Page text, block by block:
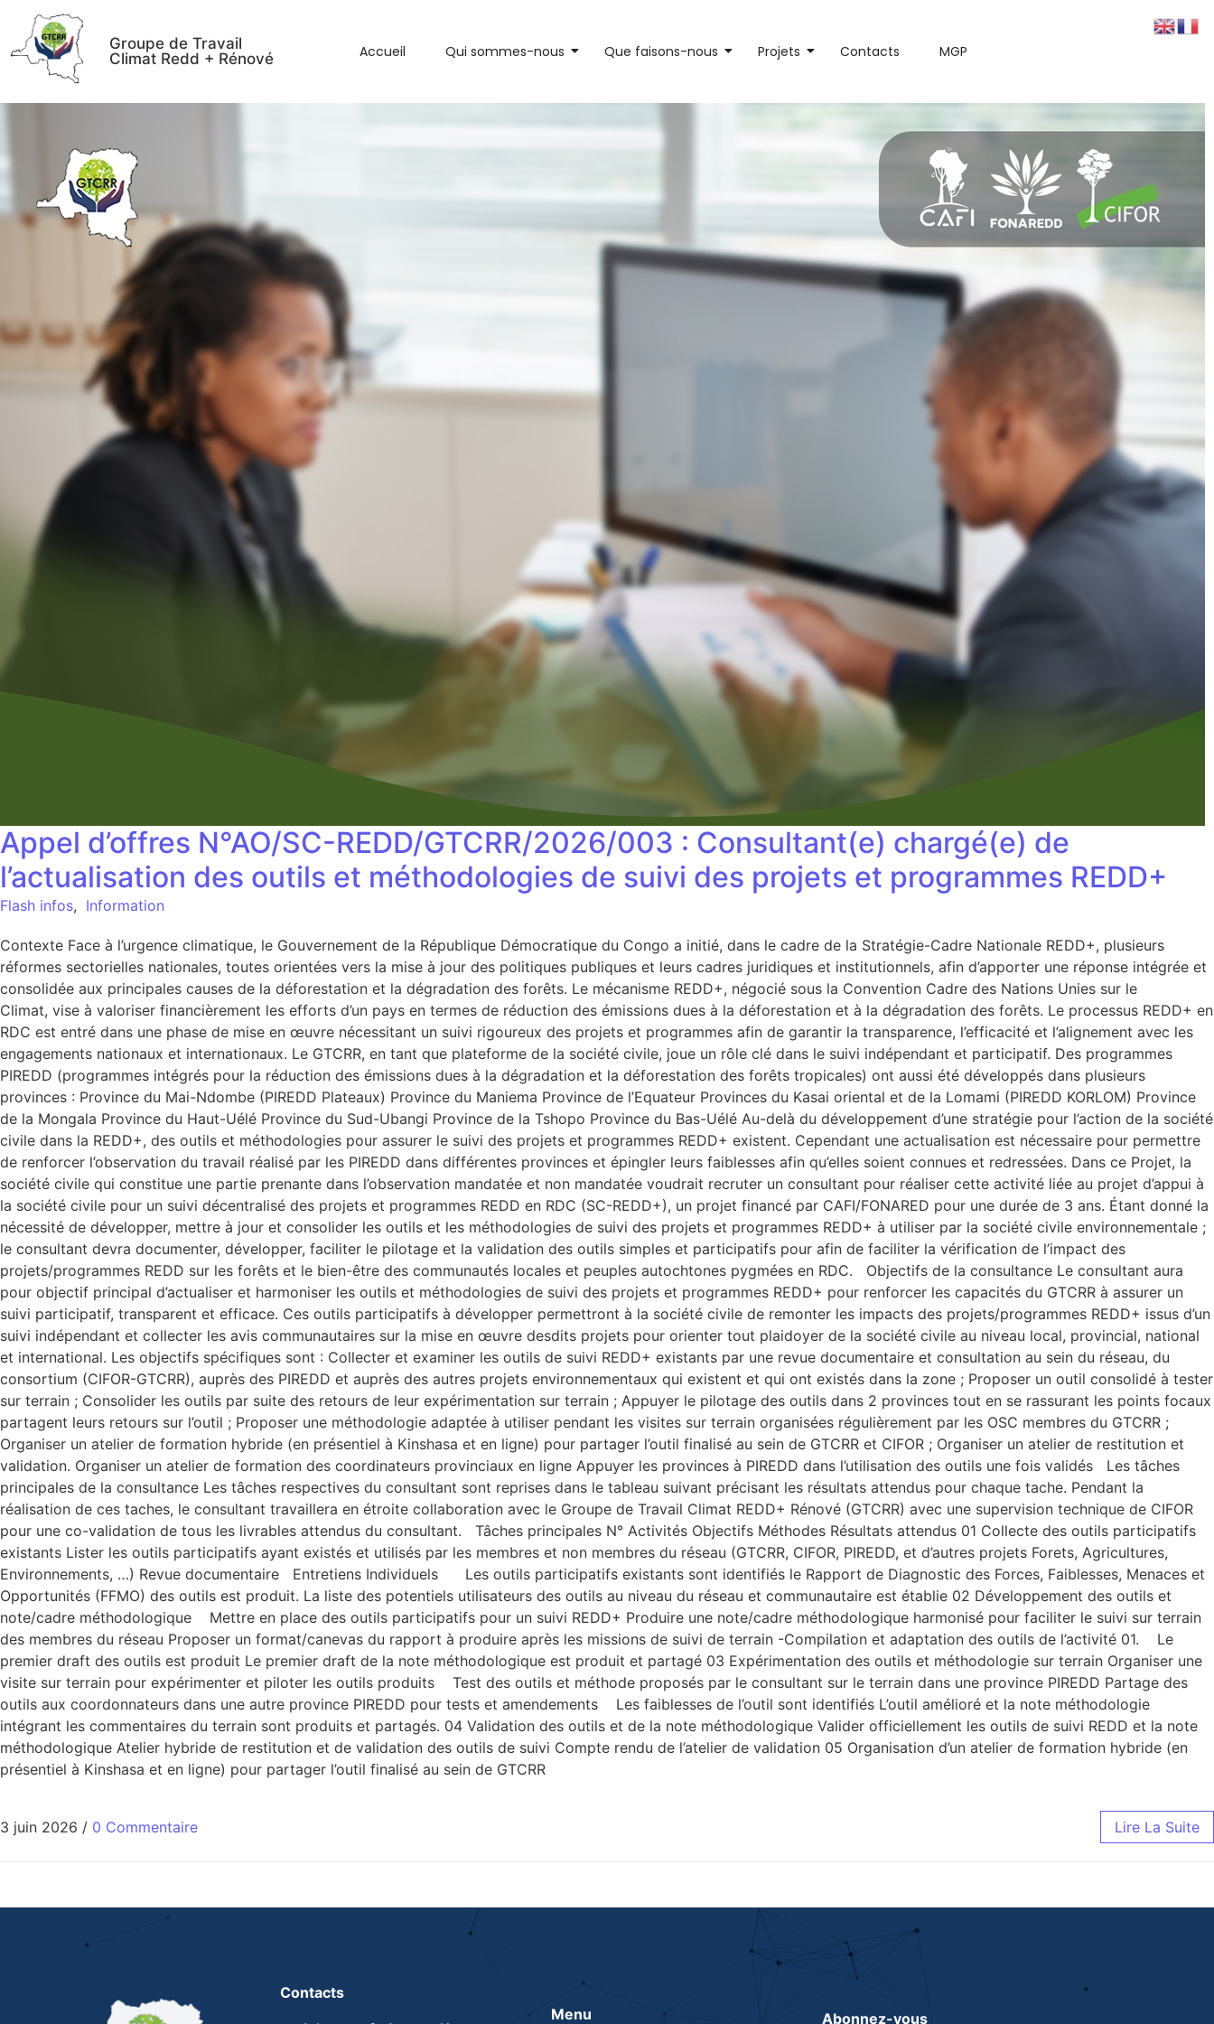
Groupe de Travail
Climat Redd + Rénové
Accueil Qui sommes-nous Que faisons-nous Projets Contacts MGP
Appel d’offres N°AO/SC-REDD/GTCRR/2026/003 : Consultant(e) chargé(e) de
l’actualisation des outils et méthodologies de suivi des projets et programmes REDD+
Flash infos, Information
Contexte Face à l’urgence climatique, le Gouvernement de la République Démocratique du Congo a initié, dans le cadre de la Stratégie-Cadre Nationale REDD+, plusieurs
réformes sectorielles nationales, toutes orientées vers la mise à jour des politiques publiques et leurs cadres juridiques et institutionnels, afin d’apporter une réponse intégrée et
consolidée aux principales causes de la déforestation et la dégradation des forêts. Le mécanisme REDD+, négocié sous la Convention Cadre des Nations Unies sur le
Climat, vise à valoriser financièrement les efforts d’un pays en termes de réduction des émissions dues à la déforestation et à la dégradation des forêts. Le processus REDD+ en
RDC est entré dans une phase de mise en œuvre nécessitant un suivi rigoureux des projets et programmes afin de garantir la transparence, l’efficacité et l’alignement avec les
engagements nationaux et internationaux. Le GTCRR, en tant que plateforme de la société civile, joue un rôle clé dans le suivi indépendant et participatif. Des programmes
PIREDD (programmes intégrés pour la réduction des émissions dues à la dégradation et la déforestation des forêts tropicales) ont aussi été développés dans plusieurs
provinces : Province du Mai-Ndombe (PIREDD Plateaux) Province du Maniema Province de l’Equateur Provinces du Kasai oriental et de la Lomami (PIREDD KORLOM) Province
de la Mongala Province du Haut-Uélé Province du Sud-Ubangi Province de la Tshopo Province du Bas-Uélé Au-delà du développement d’une stratégie pour l’action de la société
civile dans la REDD+, des outils et méthodologies pour assurer le suivi des projets et programmes REDD+ existent. Cependant une actualisation est nécessaire pour permettre
de renforcer l’observation du travail réalisé par les PIREDD dans différentes provinces et épingler leurs faiblesses afin qu’elles soient connues et redressées. Dans ce Projet, la
société civile qui constitue une partie prenante dans l’observation mandatée et non mandatée voudrait recruter un consultant pour réaliser cette activité liée au projet d’appui à
la société civile pour un suivi décentralisé des projets et programmes REDD en RDC (SC-REDD+), un projet financé par CAFI/FONARED pour une durée de 3 ans. Étant donné la
nécessité de développer, mettre à jour et consolider les outils et les méthodologies de suivi des projets et programmes REDD+ à utiliser par la société civile environnementale ;
le consultant devra documenter, développer, faciliter le pilotage et la validation des outils simples et participatifs pour afin de faciliter la vérification de l’impact des
projets/programmes REDD sur les forêts et le bien-être des communautés locales et peuples autochtones pygmées en RDC. Objectifs de la consultance Le consultant aura
pour objectif principal d’actualiser et harmoniser les outils et méthodologies de suivi des projets et programmes REDD+ pour renforcer les capacités du GTCRR à assurer un
suivi participatif, transparent et efficace. Ces outils participatifs à développer permettront à la société civile de remonter les impacts des projets/programmes REDD+ issus d’un
suivi indépendant et collecter les avis communautaires sur la mise en œuvre desdits projets pour orienter tout plaidoyer de la société civile au niveau local, provincial, national
et international. Les objectifs spécifiques sont : Collecter et examiner les outils de suivi REDD+ existants par une revue documentaire et consultation au sein du réseau, du
consortium (CIFOR-GTCRR), auprès des PIREDD et auprès des autres projets environnementaux qui existent et qui ont existés dans la zone ; Proposer un outil consolidé à tester
sur terrain ; Consolider les outils par suite des retours de leur expérimentation sur terrain ; Appuyer le pilotage des outils dans 2 provinces tout en se rassurant les points focaux
partagent leurs retours sur l’outil ; Proposer une méthodologie adaptée à utiliser pendant les visites sur terrain organisées régulièrement par les OSC membres du GTCRR ;
Organiser un atelier de formation hybride (en présentiel à Kinshasa et en ligne) pour partager l’outil finalisé au sein de GTCRR et CIFOR ; Organiser un atelier de restitution et
validation. Organiser un atelier de formation des coordinateurs provinciaux en ligne Appuyer les provinces à PIREDD dans l’utilisation des outils une fois validés Les tâches
principales de la consultance Les tâches respectives du consultant sont reprises dans le tableau suivant précisant les résultats attendus pour chaque tache. Pendant la
réalisation de ces taches, le consultant travaillera en étroite collaboration avec le Groupe de Travail Climat REDD+ Rénové (GTCRR) avec une supervision technique de CIFOR
pour une co-validation de tous les livrables attendus du consultant. Tâches principales N° Activités Objectifs Méthodes Résultats attendus 01 Collecte des outils participatifs
existants Lister les outils participatifs ayant existés et utilisés par les membres et non membres du réseau (GTCRR, CIFOR, PIREDD, et d’autres projets Forets, Agricultures,
Environnements, …) Revue documentaire Entretiens Individuels Les outils participatifs existants sont identifiés le Rapport de Diagnostic des Forces, Faiblesses, Menaces et
Opportunités (FFMO) des outils est produit. La liste des potentiels utilisateurs des outils au niveau du réseau et communautaire est établie 02 Développement des outils et
note/cadre méthodologique Mettre en place des outils participatifs pour un suivi REDD+ Produire une note/cadre méthodologique harmonisé pour faciliter le suivi sur terrain
des membres du réseau Proposer un format/canevas du rapport à produire après les missions de suivi de terrain -Compilation et adaptation des outils de l’activité 01. Le
premier draft des outils est produit Le premier draft de la note méthodologique est produit et partagé 03 Expérimentation des outils et méthodologie sur terrain Organiser une
visite sur terrain pour expérimenter et piloter les outils produits Test des outils et méthode proposés par le consultant sur le terrain dans une province PIREDD Partage des
outils aux coordonnateurs dans une autre province PIREDD pour tests et amendements Les faiblesses de l’outil sont identifiés L’outil amélioré et la note méthodologie
intégrant les commentaires du terrain sont produits et partagés. 04 Validation des outils et de la note méthodologique Valider officiellement les outils de suivi REDD et la note
méthodologique Atelier hybride de restitution et de validation des outils de suivi Compte rendu de l’atelier de validation 05 Organisation d’un atelier de formation hybride (en
présentiel à Kinshasa et en ligne) pour partager l’outil finalisé au sein de GTCRR
3 juin 2026 / 0 Commentaire Lire La Suite
Contacts
Menu Abonnez-vous